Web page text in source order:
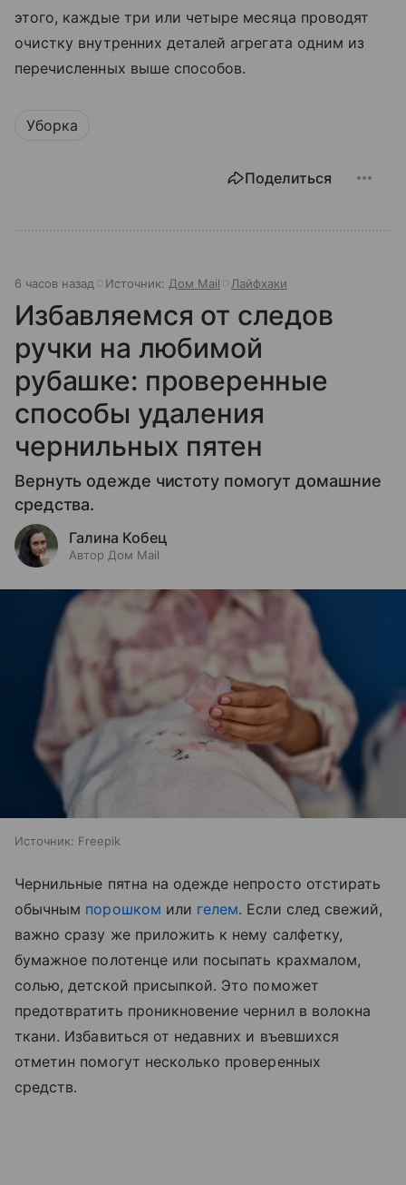
этого, каждые три или четыре месяца проводят
очистку внутренних деталей агрегата одним из
перечисленных выше способов.
Уборка
Поделиться
6 часов назад Источник: Дом Mail Лайфхаки
Избавляемся от следов
ручки на любимой
рубашке: проверенные
способы удаления
чернильных пятен
Вернуть одежде чистоту помогут домашние
средства.
Галина Кобец
Автор Дом Mail
Источник: Freepik
Чернильные пятна на одежде непросто отстирать
обычным порошком или гелем. Если след свежий,
важно сразу же приложить к нему салфетку,
бумажное полотенце или посыпать крахмалом,
солью, детской присыпкой. Это поможет
предотвратить проникновение чернил в волокна
ткани. Избавиться от недавних и въевшихся
отметин помогут несколько проверенных
средств.